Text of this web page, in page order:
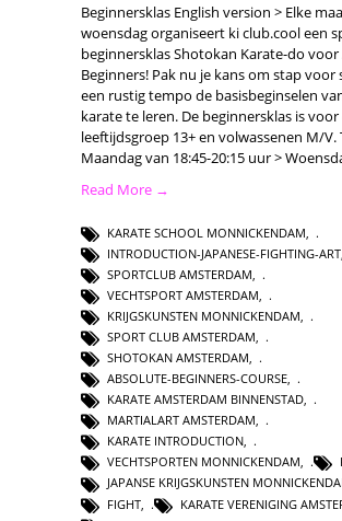
Beginnersklas English version > Elke
woensdag organiseert ki club.cool een
beginnersklas Shotokan Karate-do
Beginners! Pak nu je kans om stap voor
een rustig tempo de basisbeginselen
karate te leren. De beginnersklas is voor
leeftijdsgroep 13+ en volwassenen M/V.
Maandag van 18:45-20:15 uur >
Read More →
KARATE SCHOOL MONNICKENDAM
INTRODUCTION-JAPANESE-FIGHTING-ART
SPORTCLUB AMSTERDAM
VECHTSPORT AMSTERDAM
KRIJGSKUNSTEN MONNICKENDAM
SPORT CLUB AMSTERDAM,
SHOTOKAN AMSTERDAM,
ABSOLUTE-BEGINNERS-COURSE,
KARATE AMSTERDAM BINNENSTAD,
MARTIALART AMSTERDAM,
KARATE INTRODUCTION,
VECHTSPORTEN MONNICKENDAM,
JAPANSE KRIJGSKUNSTEN
FIGHT
KARATE VERENIGING